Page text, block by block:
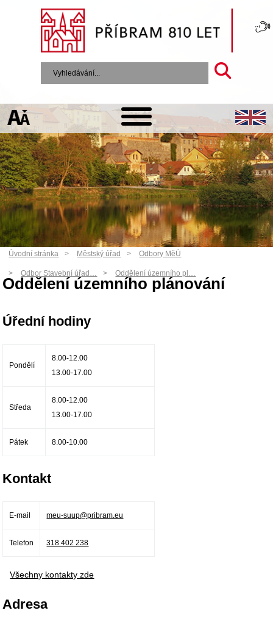
Úvodní stránka Městský úřad Odbory MěÚ
Odbor Stavební úřad… Oddělení územního pl…
Oddělení územního plánování
Úřední hodiny
Pondělí
8.00-12.00
13.00-17.00
Středa
8.00-12.00
13.00-17.00
Pátek 8.00-10.00
Kontakt
E-mail meu-suup@pribram.eu
Telefon 318 402 238
Všechny kontakty zde
Adresa